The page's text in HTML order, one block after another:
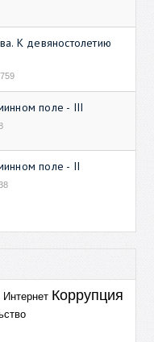
К девяностолетию
поле - III
поле - II
Интернет Коррупция